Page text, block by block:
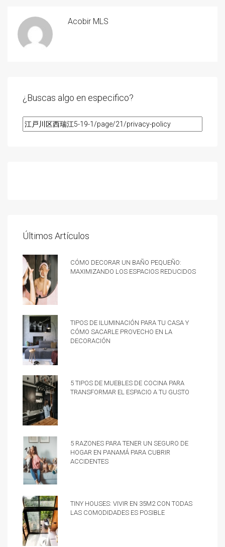
Acobir MLS
¿Buscas algo en especifico?
Últimos Artículos
Cómo decorar un baño pequeño:
Maximizando los espacios reducidos
Tipos de iluminación para tu casa y
cómo sacarle provecho en la
decoración
5 tipos de muebles de cocina para
transformar el espacio a tu gusto
5 razones para tener un Seguro de
hogar en Panamá para cubrir
accidentes
Tiny Houses: vivir en 35m2 con todas
las comodidades es posible